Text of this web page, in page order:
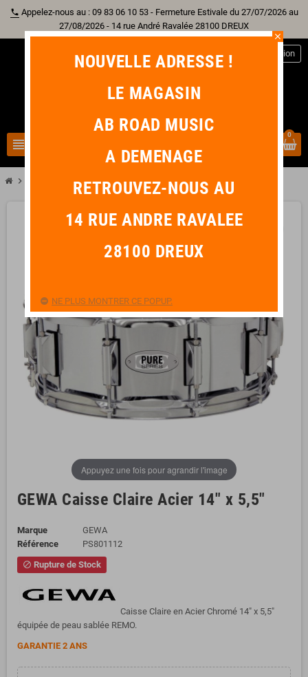
phone Appelez-nous au : 09 83 06 10 53 - Fermeture Estivale du 27/07/2026 au
27/08/2026 - 14 rue André Ravalée 28100 DREUX
view_headline
Connexion
0
chevron_right Caisse Clairechevron_right GEWA Caisse Claire Acier 14" x 5,5"
Appuyez une fois pour agrandir l'image
GEWA Caisse Claire Acier 14" x 5,5"
Marque
GEWA
Référence
PS801112
block Rupture de Stock
Caisse Claire en Acier Chromé 14" x 5,5"
équipée de peau sablée REMO.
GARANTIE 2 ANS
close
NOUVELLE ADRESSE !
LE MAGASIN
AB ROAD MUSIC
A DEMENAGE
RETROUVEZ-NOUS AU
14 RUE ANDRE RAVALEE
28100 DREUX
NE PLUS MONTRER CE POPUP.